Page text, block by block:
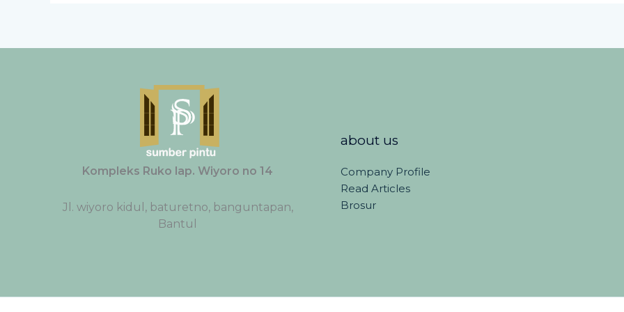
Kompleks Ruko lap. Wiyoro no 14
Jl. wiyoro kidul, baturetno, banguntapan,
Bantul
about us
Company Profile
Read Articles
Brosur